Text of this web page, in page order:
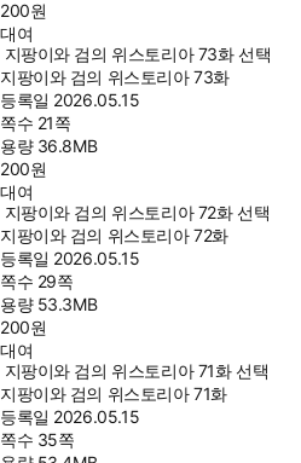
200원
대여
지팡이와 검의 위스토리아 73화 선택
지팡이와 검의 위스토리아 73화
등록일 2026.05.15
쪽수 21쪽
용량 36.8MB
200원
대여
지팡이와 검의 위스토리아 72화 선택
지팡이와 검의 위스토리아 72화
등록일 2026.05.15
쪽수 29쪽
용량 53.3MB
200원
대여
지팡이와 검의 위스토리아 71화 선택
지팡이와 검의 위스토리아 71화
등록일 2026.05.15
쪽수 35쪽